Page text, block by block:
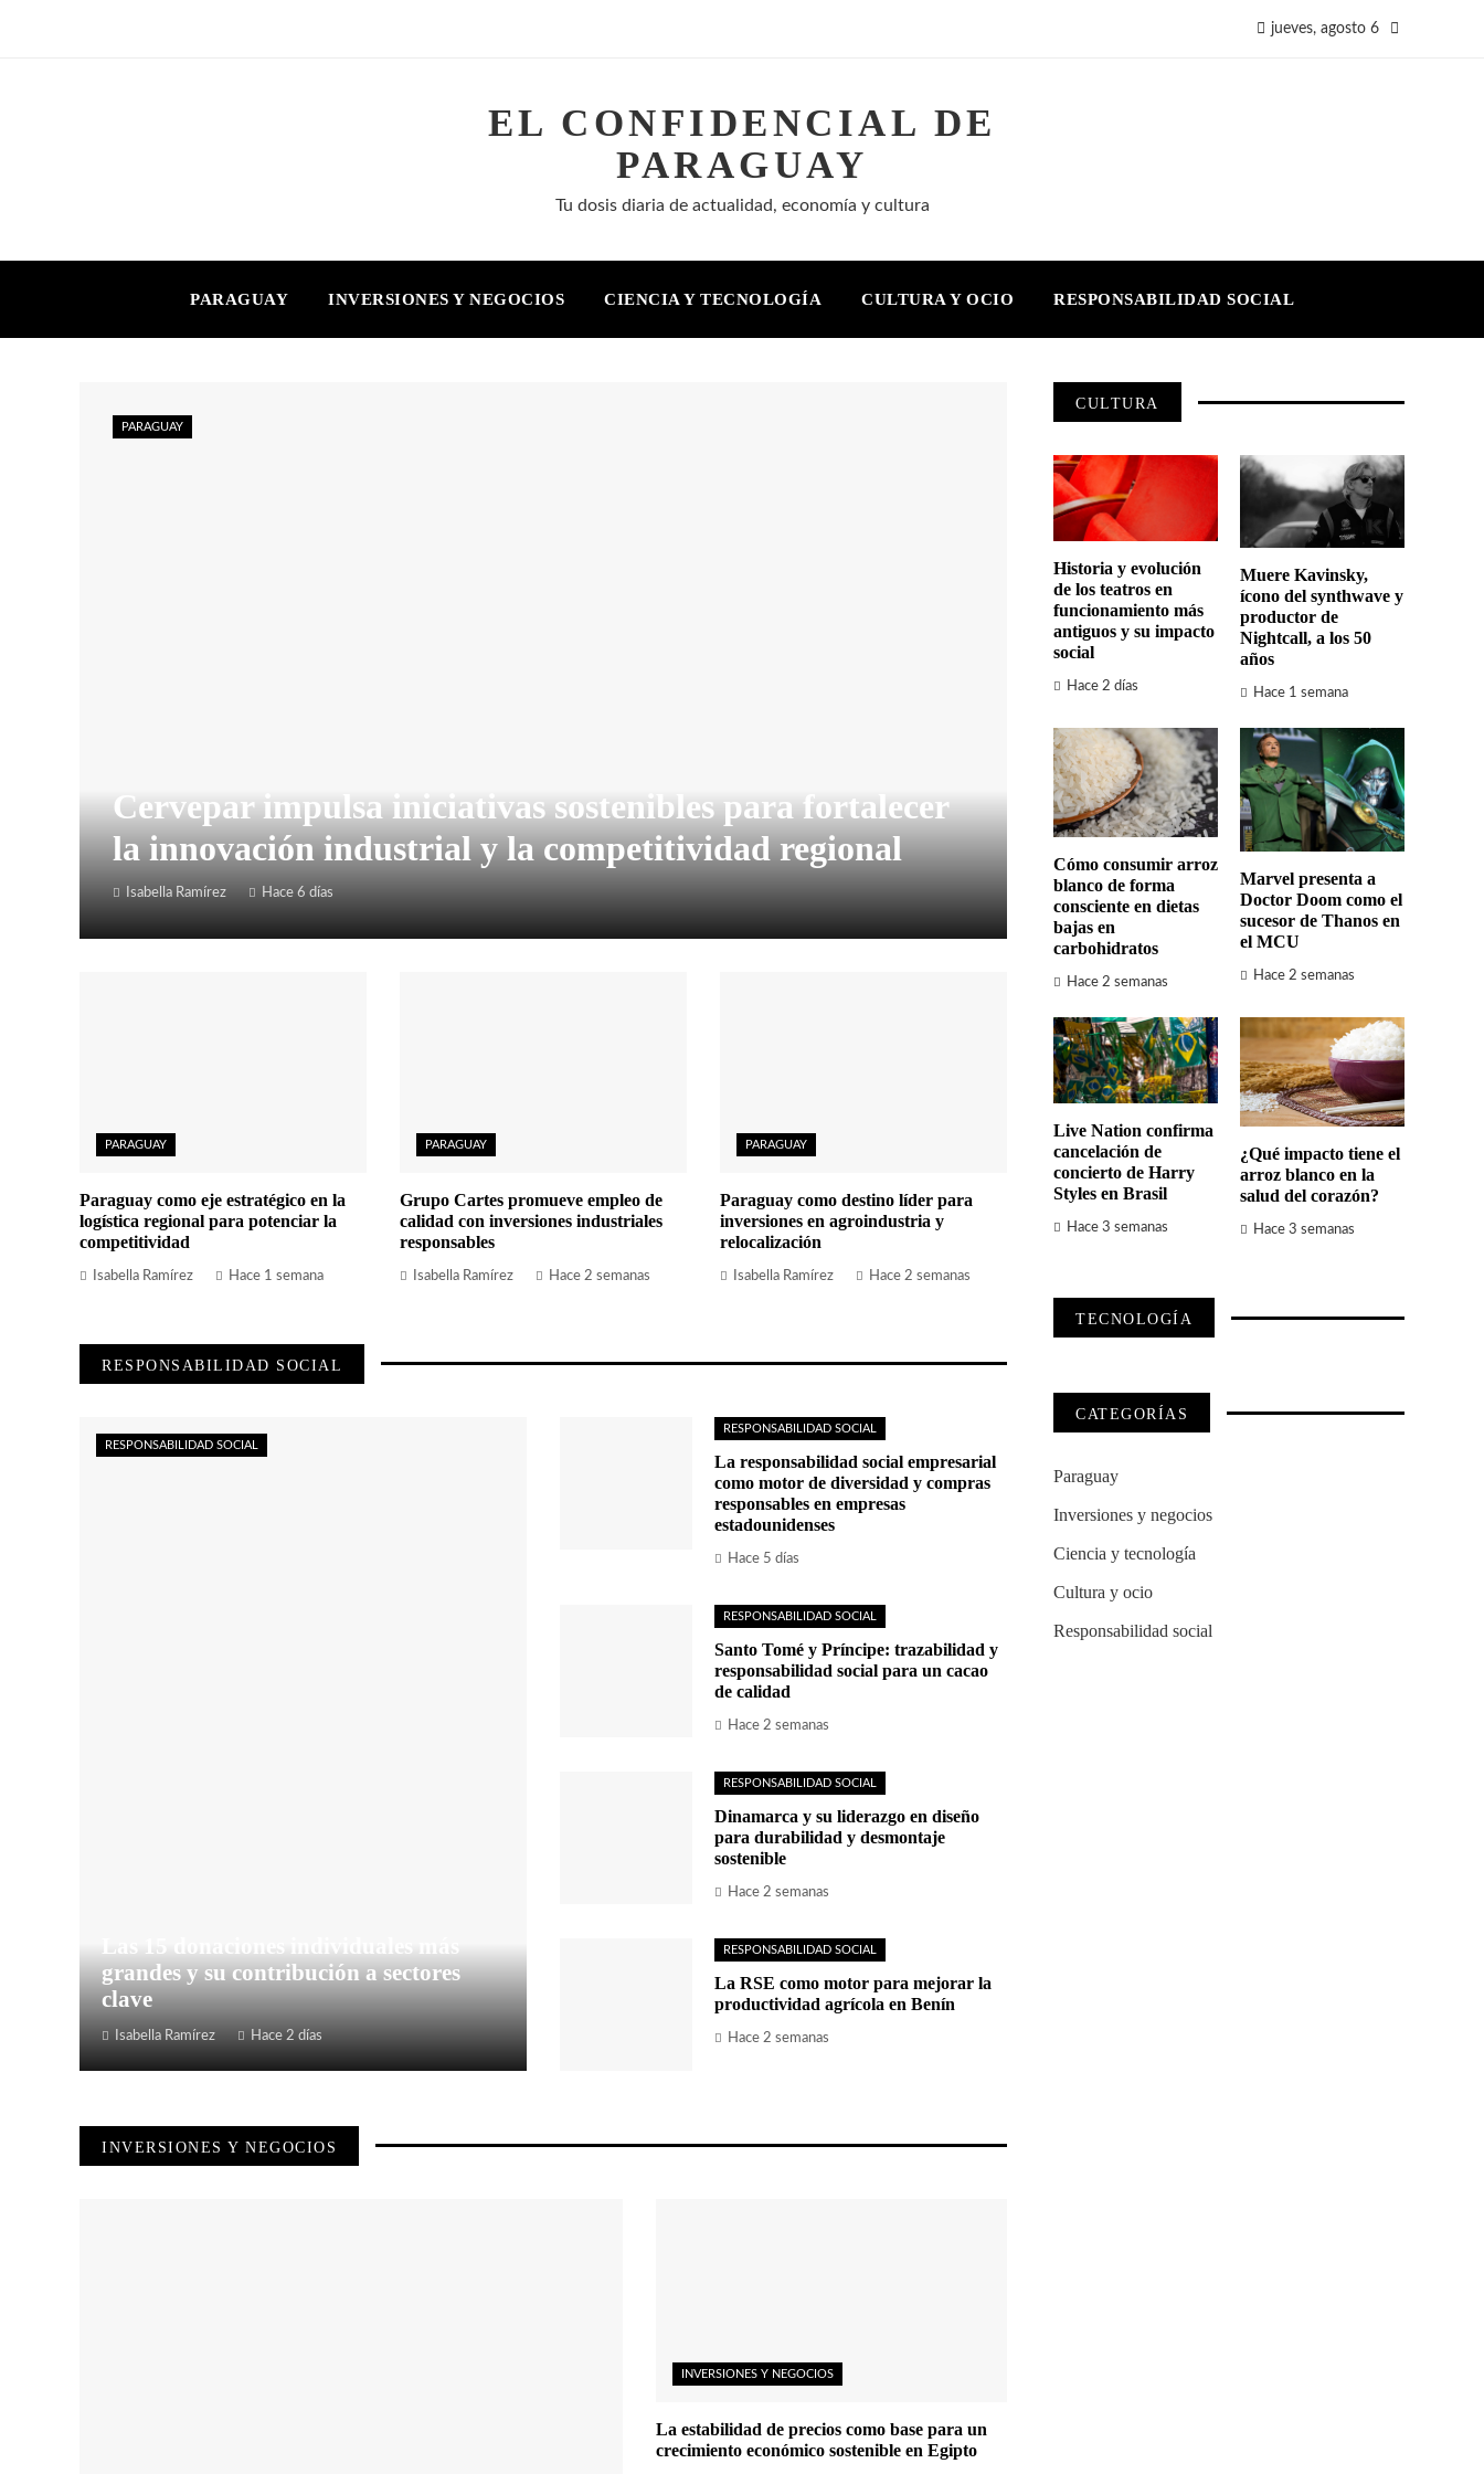
jueves, agosto 6
EL CONFIDENCIAL DE
PARAGUAY
Tu dosis diaria de actualidad, economía y cultura
PARAGUAY INVERSIONES Y NEGOCIOS CIENCIA Y TECNOLOGÍA CULTURA Y OCIO RESPONSABILIDAD SOCIAL
Cervepar impulsa iniciativas sostenibles para fortalecer
la innovación industrial y la competitividad regional
Isabella Ramírez Hace 6 días
PARAGUAY
PARAGUAY
Paraguay como eje estratégico en la
logística regional para potenciar la
competitividad
Isabella Ramírez Hace 1 semana
PARAGUAY
Grupo Cartes promueve empleo de
calidad con inversiones industriales
responsables
Isabella Ramírez Hace 2 semanas
PARAGUAY
Paraguay como destino líder para
inversiones en agroindustria y
relocalización
Isabella Ramírez Hace 2 semanas
RESPONSABILIDAD SOCIAL
Las 15 donaciones individuales más
grandes y su contribución a sectores
clave
Isabella Ramírez Hace 2 días
RESPONSABILIDAD SOCIAL
RESPONSABILIDAD SOCIAL
La responsabilidad social empresarial
como motor de diversidad y compras
responsables en empresas
estadounidenses
Hace 5 días
RESPONSABILIDAD SOCIAL
Santo Tomé y Príncipe: trazabilidad y
responsabilidad social para un cacao
de calidad
Hace 2 semanas
RESPONSABILIDAD SOCIAL
Dinamarca y su liderazgo en diseño
para durabilidad y desmontaje
sostenible
Hace 2 semanas
RESPONSABILIDAD SOCIAL
La RSE como motor para mejorar la
productividad agrícola en Benín
Hace 2 semanas
INVERSIONES Y NEGOCIOS
INVERSIONES Y NEGOCIOS
La estabilidad de precios como base para un
crecimiento económico sostenible en Egipto
CULTURA
Historia y evolución
de los teatros en
funcionamiento más
antiguos y su impacto
social
Hace 2 días
Muere Kavinsky,
ícono del synthwave y
productor de
Nightcall, a los 50
años
Hace 1 semana
Cómo consumir arroz
blanco de forma
consciente en dietas
bajas en
carbohidratos
Hace 2 semanas
Marvel presenta a
Doctor Doom como el
sucesor de Thanos en
el MCU
Hace 2 semanas
Live Nation confirma
cancelación de
concierto de Harry
Styles en Brasil
Hace 3 semanas
¿Qué impacto tiene el
arroz blanco en la
salud del corazón?
Hace 3 semanas
TECNOLOGÍA
CATEGORÍAS
Paraguay
Inversiones y negocios
Ciencia y tecnología
Cultura y ocio
Responsabilidad social